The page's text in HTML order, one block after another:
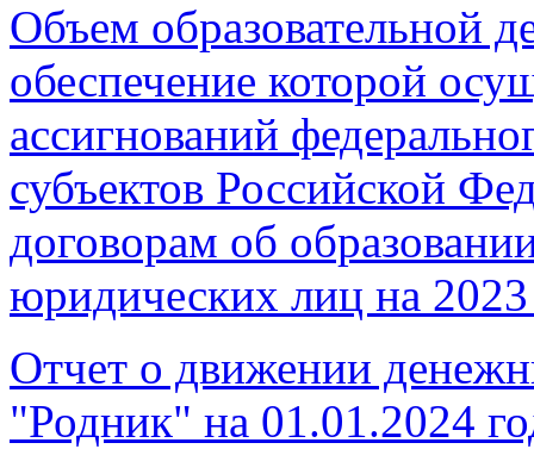
Объем образовательной
обеспечение которой
ассигнований
субъектов Российской
договорам об
юридических лиц на 2023
Отчет о движении
"Родник" на 01.01.2024